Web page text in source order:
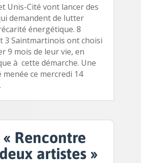
Unis-Cité vont lancer des
demandent de lutter
énergétique. 8
3 Saintmartinois ont choisi
9 mois de leur vie, en
à cette démarche. Une
menée ce mercredi 14
« Rencontre
artistes »